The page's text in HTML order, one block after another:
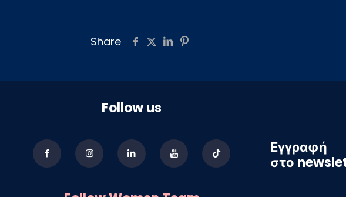
Share
Follow us
Εγγραφή
στο